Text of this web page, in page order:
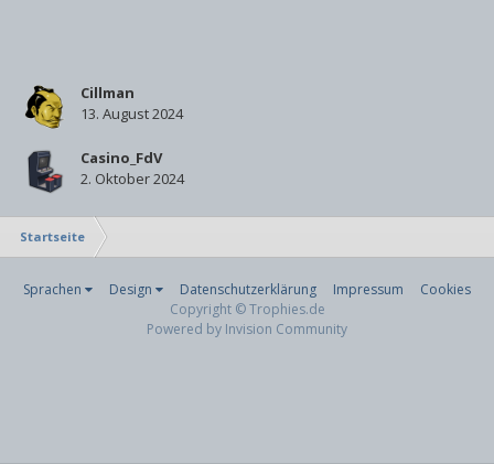
Cillman
13. August 2024
Casino_FdV
2. Oktober 2024
Startseite
Sprachen Design Datenschutzerklärung Impressum
Cookies
Copyright © Trophies.de
Powered by Invision Community